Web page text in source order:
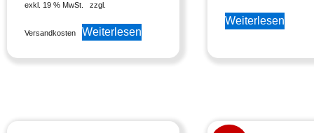
exkl. 19 % MwSt. zzgl.
Versandkosten Weiterlesen
Weiterlesen